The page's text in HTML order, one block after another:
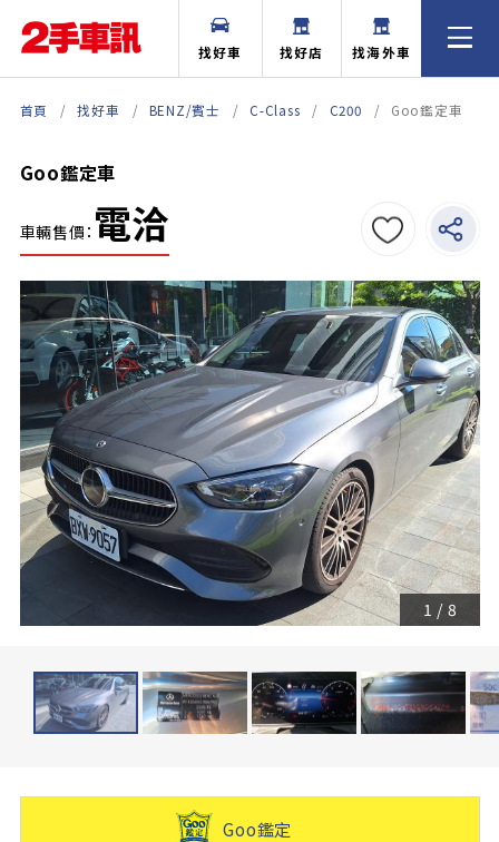
找好車 找好店 找海外車
首頁 找好車 BENZ/賓士 C-Class C200 Goo鑑定車
Goo鑑定車
車輛售價： 電洽
1 / 8
Goo鑑定